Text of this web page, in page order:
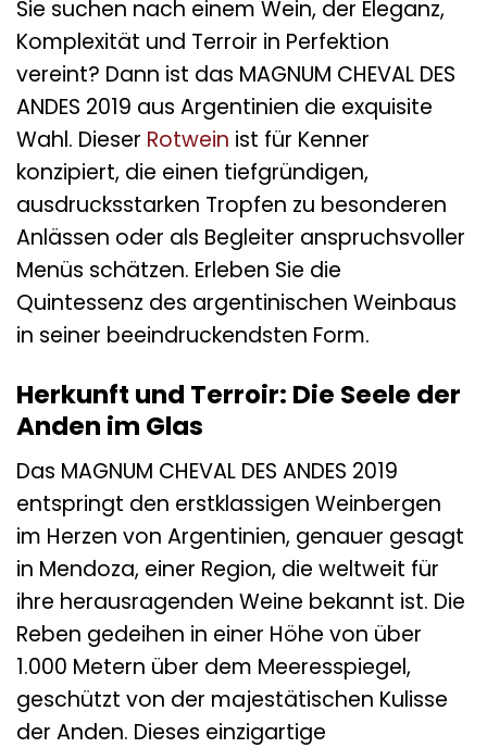
Sie suchen nach einem Wein, der Eleganz,
Komplexität und Terroir in Perfektion
vereint? Dann ist das MAGNUM CHEVAL DES
ANDES 2019 aus Argentinien die exquisite
Wahl. Dieser Rotwein ist für Kenner
konzipiert, die einen tiefgründigen,
ausdrucksstarken Tropfen zu besonderen
Anlässen oder als Begleiter anspruchsvoller
Menüs schätzen. Erleben Sie die
Quintessenz des argentinischen Weinbaus
in seiner beeindruckendsten Form.
Herkunft und Terroir: Die Seele der
Anden im Glas
Das MAGNUM CHEVAL DES ANDES 2019
entspringt den erstklassigen Weinbergen
im Herzen von Argentinien, genauer gesagt
in Mendoza, einer Region, die weltweit für
ihre herausragenden Weine bekannt ist. Die
Reben gedeihen in einer Höhe von über
1.000 Metern über dem Meeresspiegel,
geschützt von der majestätischen Kulisse
der Anden. Dieses einzigartige